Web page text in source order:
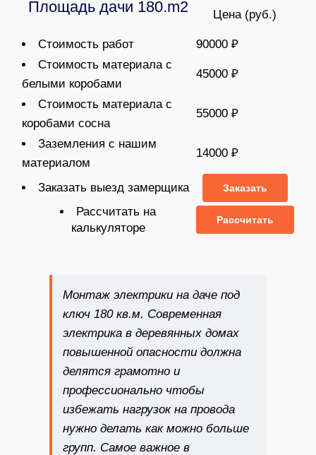
Площадь дачи 180.m2 Цена (руб.)
Стоимость работ
90000 ₽
Стоимость материала с
белыми коробами
45000 ₽
Стоимость материала с
коробами сосна
55000 ₽
Заземления с нашим
материалом
14000 ₽
Заказать выезд замерщика Заказать
Рассчитать на
калькуляторе
Рассчитать
Монтаж электрики на даче под
ключ 180 кв.м. Современная
электрика в деревянных домах
повышенной опасности должна
делятся грамотно и
профессионально чтобы
избежать нагрузок на провода
нужно делать как можно больше
групп. Самое важное в